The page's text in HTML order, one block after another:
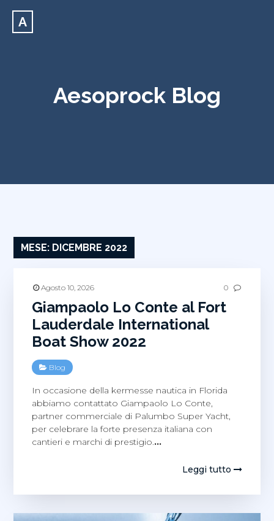
A
Aesoprock Blog
MESE: DICEMBRE 2022
Agosto 10, 2026 0
Giampaolo Lo Conte al Fort
Lauderdale International
Boat Show 2022
Blog
In occasione della kermesse nautica in Florida
abbiamo contattato Giampaolo Lo Conte,
partner commerciale di Palumbo Super Yacht,
per celebrare la forte presenza italiana con
cantieri e marchi di prestigio.…
Leggi tutto